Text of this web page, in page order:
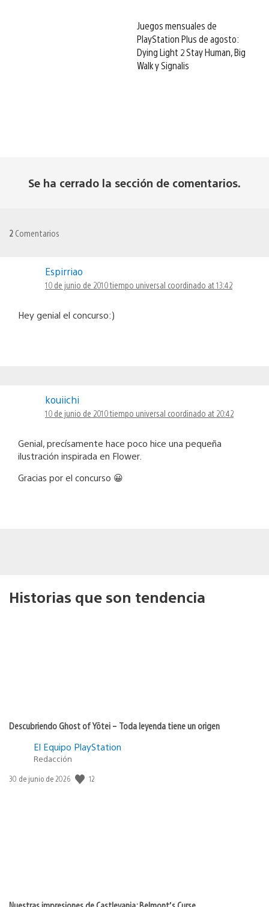
Juegos mensuales de
PlayStation Plus de agosto:
Dying Light 2 Stay Human, Big
Walk y Signalis
Se ha cerrado la sección de comentarios.
2 Comentarios
Espirriao
10 de junio de 2010 tiempo universal coordinado at 13:42
Hey genial el concurso:)
kouiichi
10 de junio de 2010 tiempo universal coordinado at 20:42
Genial, precísamente hace poco hice una pequeña
ilustración inspirada en Flower.
Gracias por el concurso 😀
Historias que son tendencia
Descubriendo Ghost of Yōtei – Toda leyenda tiene un origen
El Equipo PlayStation
Redacción
Fecha
30 de junio de 2026 12